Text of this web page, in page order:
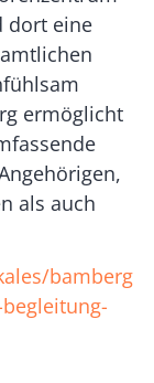
dort eine
ermöglicht
als auch
bamberg